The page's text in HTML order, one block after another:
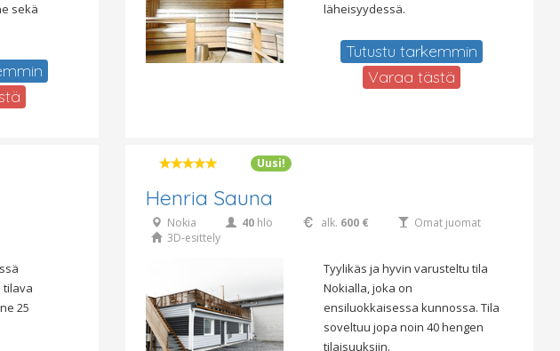
sekä
läheisyydessä.
Tutustu tarkemmin
Varaa tästä
tilava
25
Uusi!
Henria Sauna
Nokia 40 hlö alk. 600 €
Omat juomat
3D-esittely
Tyylikäs ja hyvin varusteltu tila
Nokialla, joka on
ensiluokkaisessa kunnossa. Tila
soveltuu jopa noin 40 hengen
tilaisuuksiin.